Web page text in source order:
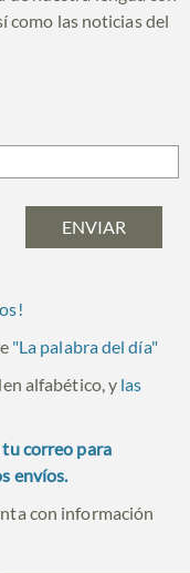
como las noticias del
"La palabra del día"
alfabético, y las
correo para
envíos.
con información